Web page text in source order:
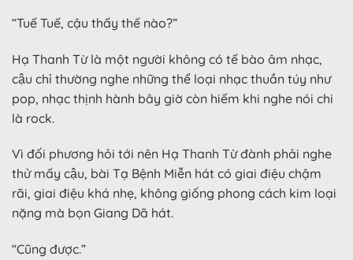
“Tuế Tuế, cậu thấy thế nào?”
Hạ Thanh Từ là một người không có tế bào âm nhạc,
cậu chỉ thường nghe những thể loại nhạc thuần túy như
pop, nhạc thịnh hành bây giờ còn hiếm khi nghe nói chi
là rock.
Vì đối phương hỏi tới nên Hạ Thanh Từ đành phải nghe
thử mấy cậu, bài Tạ Bệnh Miễn hát có giai điệu chậm
rãi, giai điệu khá nhẹ, không giống phong cách kim loại
nặng mà bọn Giang Dã hát.
“Cũng được.”